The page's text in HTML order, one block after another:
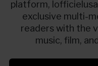
platform,
exclusive multi-
readers with the
music, film,